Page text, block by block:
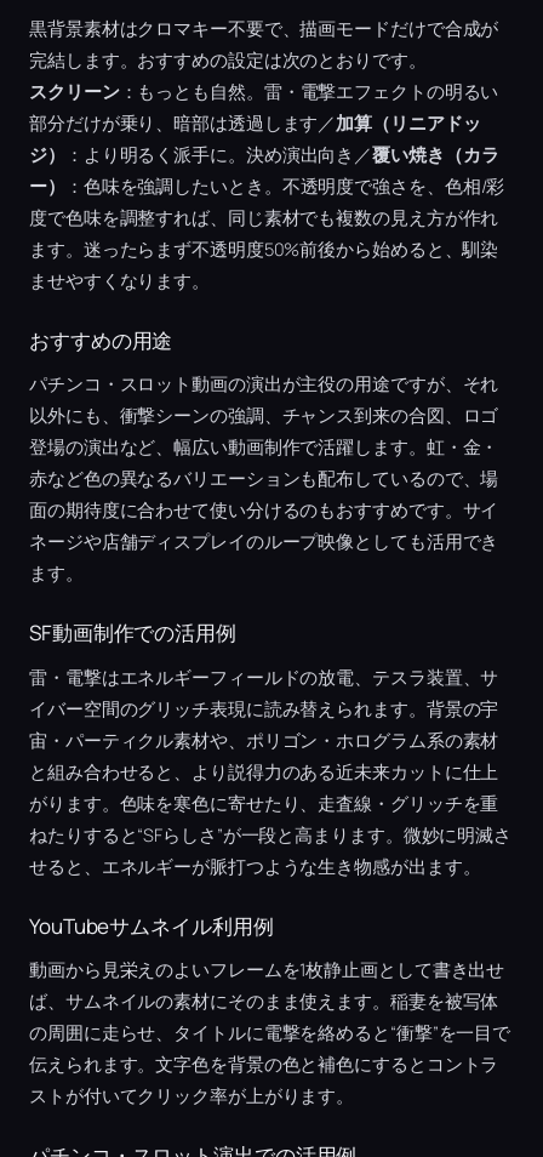
黒背景素材はクロマキー不要で、描画モードだけで合成が
完結します。おすすめの設定は次のとおりです。
スクリーン：もっとも自然。雷・電撃エフェクトの明るい
部分だけが乗り、暗部は透過します／加算（リニアドッ
ジ）
：より明るく派手に。決め演出向き／覆い焼き（カラ
ー）
：色味を強調したいとき。不透明度で強さを、色相/彩
度で色味を調整すれば、同じ素材でも複数の見え方が作れ
ます。迷ったらまず不透明度50%前後から始めると、馴染
ませやすくなります。
おすすめの用途
パチンコ・スロット動画の演出が主役の用途ですが、それ
以外にも、衝撃シーンの強調、チャンス到来の合図、ロゴ
登場の演出など、幅広い動画制作で活躍します。虹・金・
赤など色の異なるバリエーションも配布しているので、場
面の期待度に合わせて使い分けるのもおすすめです。サイ
ネージや店舗ディスプレイのループ映像としても活用でき
ます。
SF動画制作での活用例
雷・電撃はエネルギーフィールドの放電、テスラ装置、サ
イバー空間のグリッチ表現に読み替えられます。背景の宇
宙・パーティクル素材や、ポリゴン・ホログラム系の素材
と組み合わせると、より説得力のある近未来カットに仕上
がります。色味を寒色に寄せたり、走査線・グリッチを重
ねたりすると“SFらしさ”が一段と高まります。微妙に明滅さ
せると、エネルギーが脈打つような生き物感が出ます。
YouTubeサムネイル利用例
動画から見栄えのよいフレームを1枚静止画として書き出せ
ば、サムネイルの素材にそのまま使えます。稲妻を被写体
の周囲に走らせ、タイトルに電撃を絡めると“衝撃”を一目で
伝えられます。文字色を背景の色と補色にするとコントラ
ストが付いてクリック率が上がります。